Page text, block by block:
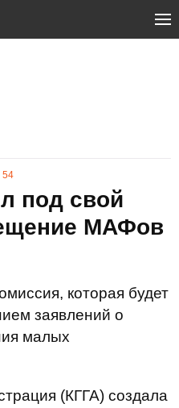
54
под свой
МАФов
которая будет
заявлений о
малых
(КГГА) создала